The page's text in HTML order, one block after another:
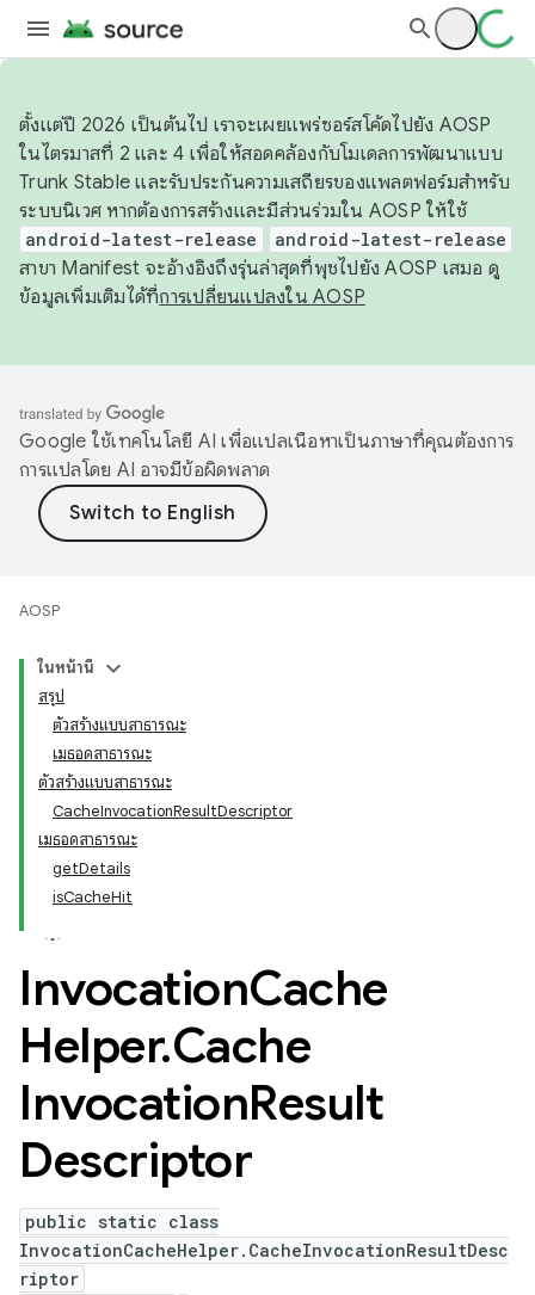
ตั้งแต่ปี 2026 เป็นต้นไป เราจะเผยแพร่ซอร์สโค้ดไปยัง AOSP
ในไตรมาสที่ 2 และ 4 เพื่อให้สอดคล้องกับโมเดลการพัฒนาแบบ
Trunk Stable และรับประกันความเสถียรของแพลตฟอร์มสำหรับ
ระบบนิเวศ หากต้องการสร้างและมีส่วนร่วมใน AOSP ให้ใช้
android-latest-release android-latest-release
สาขา Manifest จะอ้างอิงถึงรุ่นล่าสุดที่พุชไปยัง AOSP เสมอ ดู
ข้อมูลเพิ่มเติมได้ที่การเปลี่ยนแปลงใน AOSP
Google ใช้เทคโนโลยี AI เพื่อแปลเนื้อหาเป็นภาษาที่คุณต้องการ
การแปลโดย AI อาจมีข้อผิดพลาด
AOSP
ในหน้านี้
สรุป
ตัวสร้างแบบสาธารณะ
เมธอดสาธารณะ
ตัวสร้างแบบสาธารณะ
CacheInvocationResultDescriptor
เมธอดสาธารณะ
getDetails
isCacheHit
InvocationCache
Helper.Cache
InvocationResult
Descriptor
public static class
InvocationCacheHelper.CacheInvocationResultDesc
riptor